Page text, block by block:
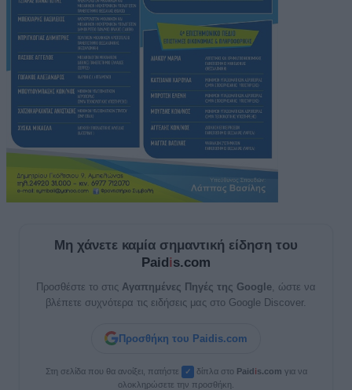
Μη χάνετε καμία σημαντική είδηση του
Paidis.com
Προσθέστε το στις Αγαπημένες Πηγές της Google , ώστε να
βλέπετε συχνότερα τις ειδήσεις μας στο Google Discover.
Προσθήκη του Paidis.com
Στη σελίδα που θα ανοίξει, πατήστε ✓ δίπλα στο Paidis.com για να
ολοκληρώσετε την προσθήκη.